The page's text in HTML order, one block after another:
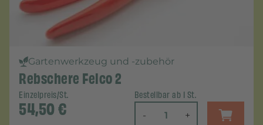
Gartenwerkzeug und -zubehör
Rebschere Felco 2
Einzelpreis/St.
54,50€
Bestellbar ab 1 St.
- +